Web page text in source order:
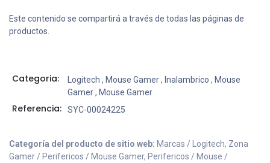
Este contenido se compartirá a través de todas las páginas de
productos.
Categoria: Logitech , Mouse Gamer, Inalambrico , Mouse
Gamer, Mouse Gamer
Referencia: SYC-00024225
Categoría del producto de sitio web: Marcas / Logitech, Zona
Gamer / Perifericos / Mouse Gamer, Perifericos / Mouse /